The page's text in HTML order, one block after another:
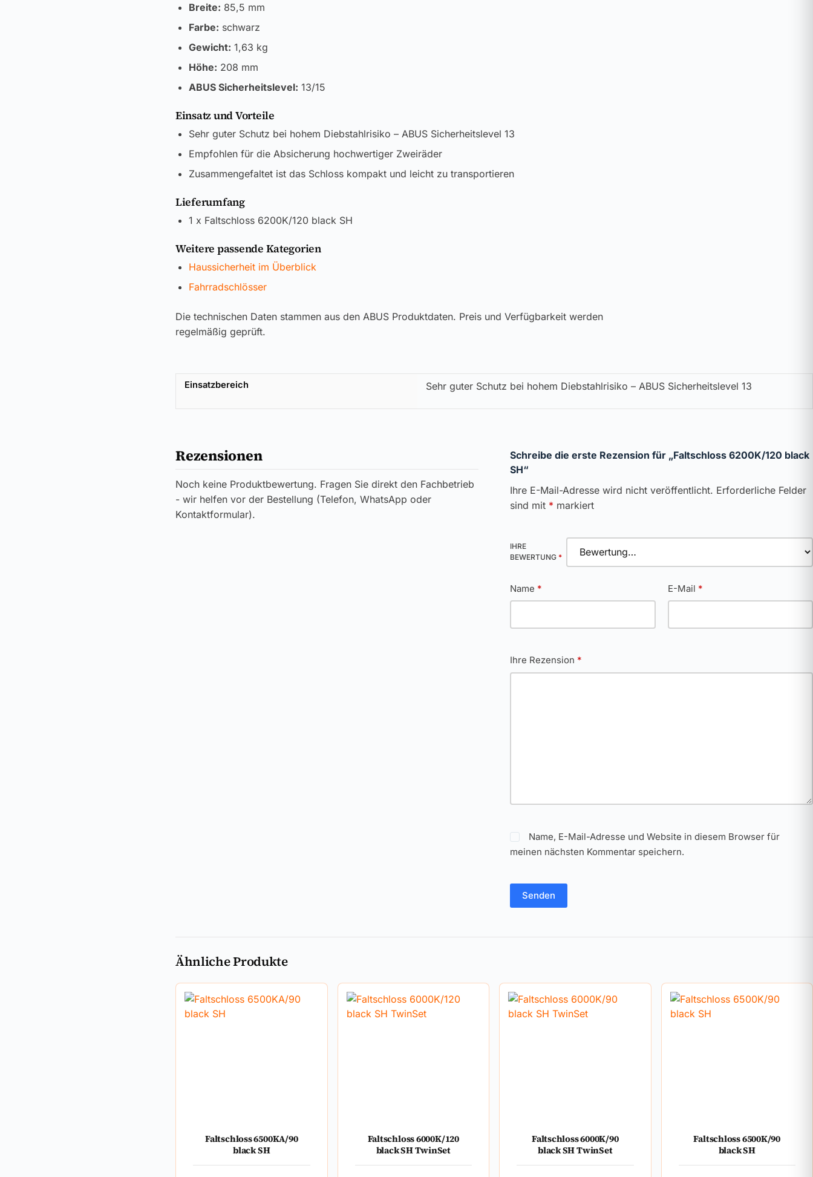
Breite: 85,5 mm
Farbe: schwarz
Gewicht: 1,63 kg
Höhe: 208 mm
ABUS Sicherheitslevel: 13/15
Einsatz und Vorteile
Sehr guter Schutz bei hohem Diebstahlrisiko – ABUS Sicherheitslevel 13
Empfohlen für die Absicherung hochwertiger Zweiräder
Zusammengefaltet ist das Schloss kompakt und leicht zu transportieren
Lieferumfang
1 x Faltschloss 6200K/120 black SH
Weitere passende Kategorien
Haussicherheit im Überblick
Fahrradschlösser
Die technischen Daten stammen aus den ABUS Produktdaten. Preis und Verfügbarkeit werden
regelmäßig geprüft.
Einsatzbereich Sehr guter Schutz bei hohem Diebstahlrisiko – ABUS Sicherheitslevel 13
Rezensionen
Noch keine Produktbewertung. Fragen Sie direkt den Fachbetrieb
- wir helfen vor der Bestellung (Telefon, WhatsApp oder
Kontaktformular).
Schreibe die erste Rezension für „Faltschloss 6200K/120 black
SH“
Ihre E-Mail-Adresse wird nicht veröffentlicht. Erforderliche Felder
sind mit * markiert
IHRE
BEWERTUNG *
Name * E-Mail *
Ihre Rezension *
Name, E-Mail-Adresse und Website in diesem Browser für
meinen nächsten Kommentar speichern.
Senden
Ähnliche Produkte
Faltschloss 6500KA/90
black SH
Faltschloss 6000K/120
black SH TwinSet
Faltschloss 6000K/90
black SH TwinSet
Faltschloss 6500K/90
black SH